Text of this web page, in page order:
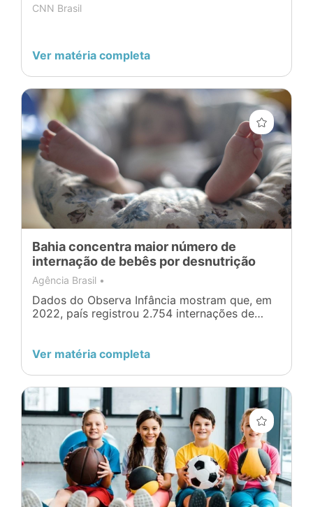
CNN Brasil
Ver matéria completa
Bahia concentra maior número de
internação de bebês por desnutrição
Agência Brasil •
Dados do Observa Infância mostram que, em
2022, país registrou 2.754 internações de
respectivamente.
Ver matéria completa